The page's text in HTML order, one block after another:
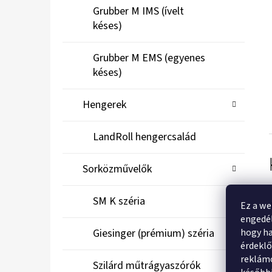
Ez a
hogy
Grubber M IMS (ívelt
késes)
Grubber M EMS (egyenes
késes)
Hengerek
LandRoll hengercsalád
Sorközművelők
SM K széria
Giesinger (prémium) széria
Szilárd műtrágyaszórók